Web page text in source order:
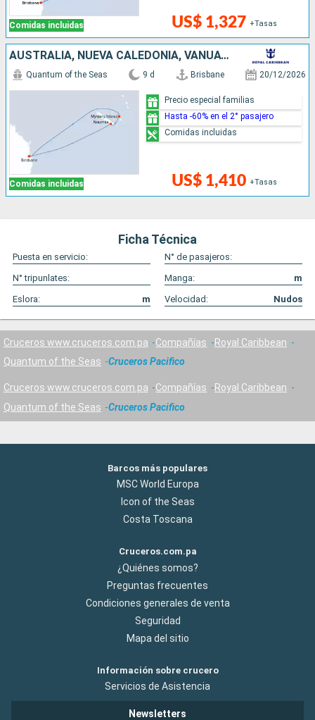
Comidas incluidas US$ 1,327 +Tasas
AUSTRALIA, NUEVA CALEDONIA, VANUATU
Comidas incluidas
Quantum of the Seas 9 d Brisbane 20/12/2026
US$ 1,410 +Tasas
Precio especial familias
Hasta -60% en el 2° pasajero
Comidas incluidas
Ficha Técnica
Puesta en servicio:
N° de pasajeros:
N° tripunlates:
Manga:
m
Eslora:
m Velocidad: Nudos
Cruceros www.cruceros.com.pa Compañías
Royal Caribbean
Quantum of the Seas
Cruceros Pacifico
Cruceros www.cruceros.com.pa Compañías
Royal Caribbean
Quantum of the Seas
Cruceros Pacifico
Barcos más populares
MSC World Europa
Icon of the Seas
Costa Toscana
Cruceros.com.pa
¿Quiénes somos?
Preguntas frecuentes
Condiciones generales de venta
Seguridad
Mapa del sitio
Información sobre crucero
Servicios de Asistencia
Newsletters